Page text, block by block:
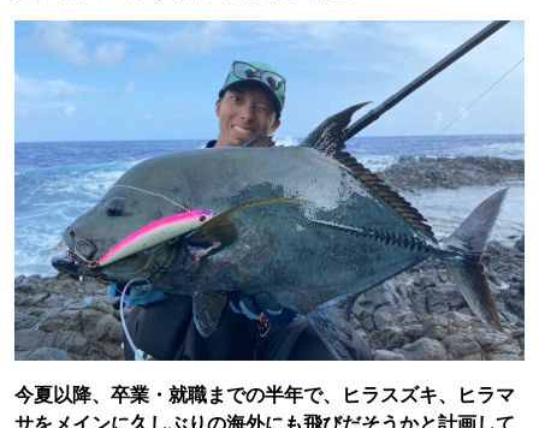
今夏以降、卒業・就職までの半年で、ヒラスズキ、ヒラマ
サをメインに久しぶりの海外にも飛びだそうかと計画して